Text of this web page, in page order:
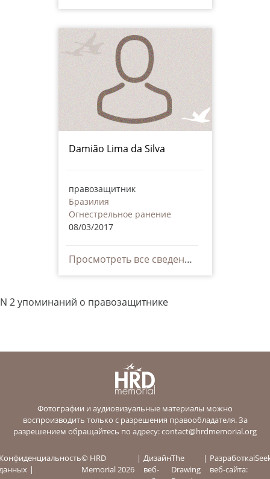
Damião Lima da Silva
правозащитник
Бразилия
Огнестрельное ранение
08/03/2017
Просмотреть все сведения
N 2 упоминаний о правозащитнике
Фотографии и аудиовизуальные материалы можно
воспроизводить только с разрешения правообладателя. За
разрешением обращайтесь по адресу:contact@hrdmemorial.org
© HRD
Memorial 2026
Дизайн
веб-
The
Drawing
Разработка
веб-сайта: